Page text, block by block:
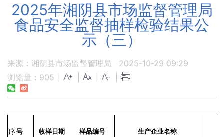
2025年湘阴县市场监督管理局
食品安全监督抽样检验结果公
示（三）
来源：湘阴县市场监督管理局
2025-10-29 09:29
浏览量： 905
序号 收样日期 样品编号 生产企业名称